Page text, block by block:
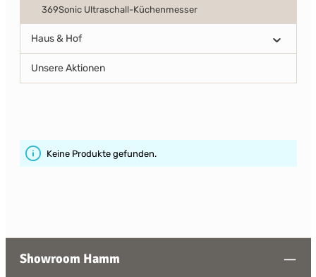
369Sonic Ultraschall-Küchenmesser
Haus & Hof
Unsere Aktionen
Keine Produkte gefunden.
Showroom Hamm